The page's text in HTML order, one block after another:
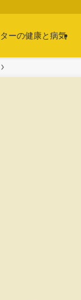
ーの健康と病気